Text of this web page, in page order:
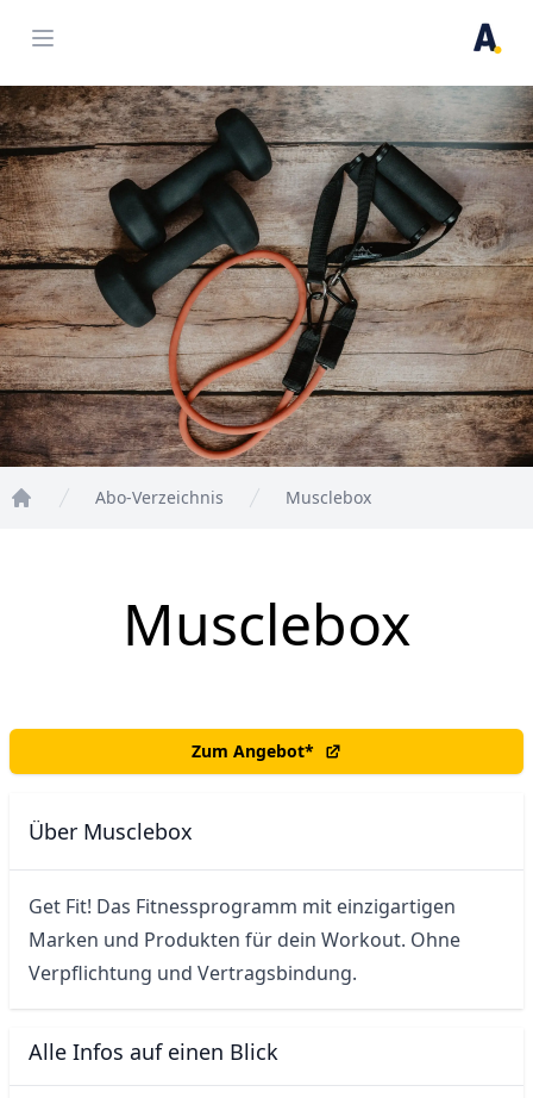
Open menu
Abo-Verzeichnis Musclebox
Musclebox
Zum Angebot*
Über Musclebox
Get Fit! Das Fitnessprogramm mit einzigartigen
Marken und Produkten für dein Workout. Ohne
Verpflichtung und Vertragsbindung.
Alle Infos auf einen Blick